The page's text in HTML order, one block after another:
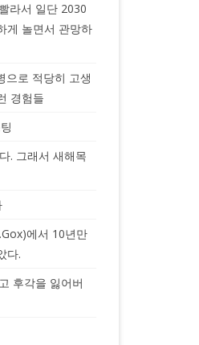
라서 일단 2030
게 놀면서 관망하
으로 적당히 고생
경험들
. 그래서 새해목
에서 10년만
다.
후각을 잃어버